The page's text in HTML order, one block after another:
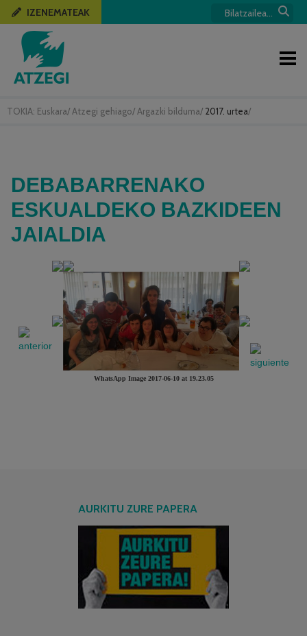
TOKIA: Euskara/ Atzegi gehiago/ Argazki bilduma/ 2017. urtea/
IZENEMATEAK
DEBABARRENAKO
ESKUALDEKO BAZKIDEEN
JAIALDIA
WhatsApp Image 2017-06-10 at 19.23.05
AURKITU ZURE PAPERA